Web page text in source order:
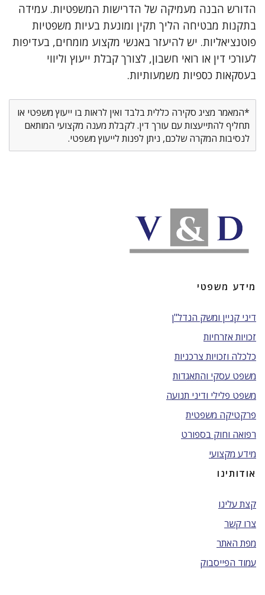
הדורש הבנה מעמיקה של הדרישות המשפטיות. עמידה
בתקנות מבטיחה הליך תקין ומונעת בעיות משפטיות
פוטנציאליות. יש להיעזר באנשי מקצוע מומחים, בעדיפות
לעורכי דין או רואי חשבון, לצורך קבלת ייעוץ וליווי
בעסקאות כספיות משמעותיות.
*המאמר מציג סקירה כללית בלבד ואין לראות בו ייעוץ משפטי או
תחליף להתייעצות עם עורך דין. לקבלת מענה מקצועי המותאם
לנסיבות המקרה שלכם, ניתן לפנות לייעוץ משפטי.
מידע משפטי
דיני קניין ומשק הנדל"ן
זכויות אזרחיות
כלכלה וזכויות צרכניות
משפט עסקי והתאגדות
משפט פלילי ודיני תנועה
פרקטיקה משפטית
רפואה וחוק בספורט
מידע מקצועי
אודותינו
קצת עלינו
צרו קשר
מפת האתר
עמוד הפייסבוק